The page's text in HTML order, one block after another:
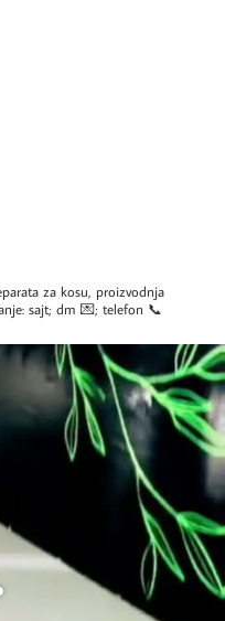
za kosu, proizvodnja
sajt; dm 💌; telefon 📞